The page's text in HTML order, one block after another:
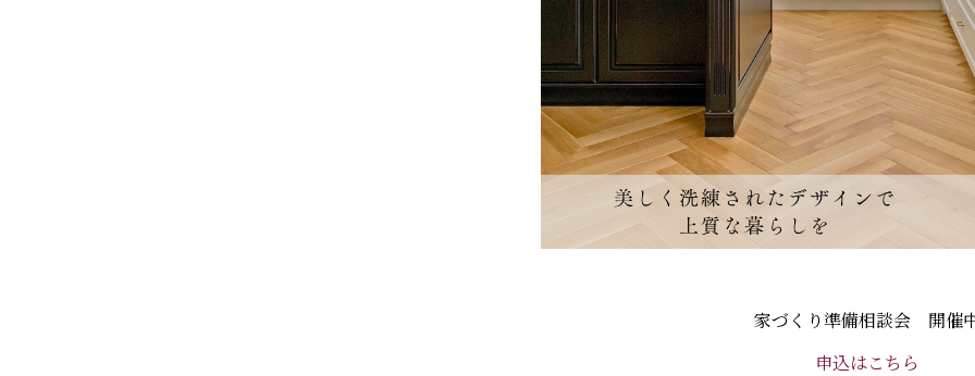
家づくり準備相談会 開催
申込はこちら